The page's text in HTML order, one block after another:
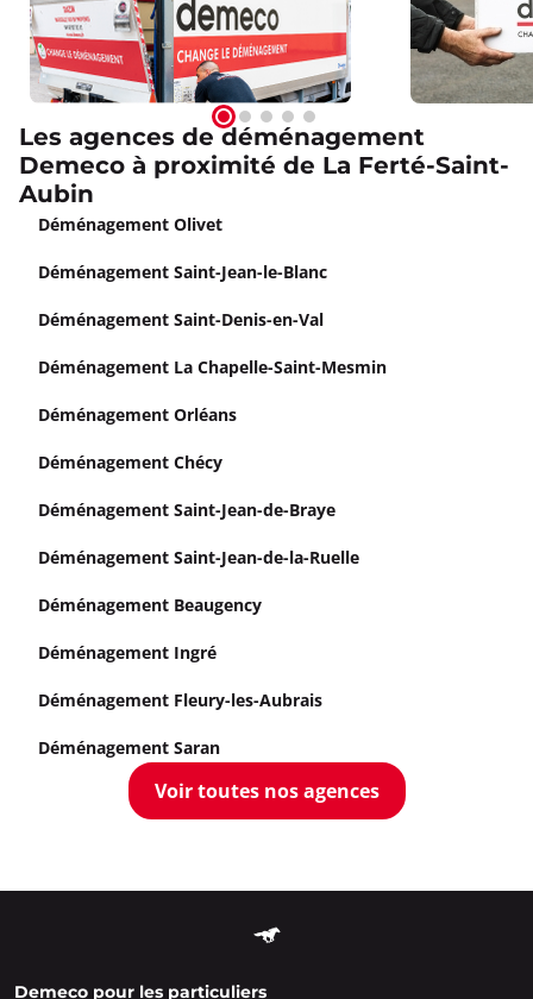
Les agences de déménagement
Demeco à proximité de La Ferté-Saint-
Aubin
Déménagement Olivet
Déménagement Saint-Jean-le-Blanc
Déménagement Saint-Denis-en-Val
Déménagement La Chapelle-Saint-Mesmin
Déménagement Orléans
Déménagement Chécy
Déménagement Saint-Jean-de-Braye
Déménagement Saint-Jean-de-la-Ruelle
Déménagement Beaugency
Déménagement Ingré
Déménagement Fleury-les-Aubrais
Déménagement Saran
Voir toutes nos agences
Demeco pour les particuliers